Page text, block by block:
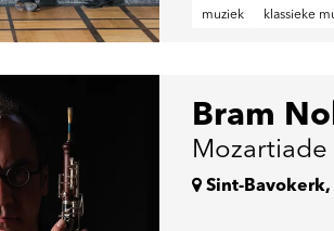
muziek klassieke
Bram
Mozartiade
Sint-Bavokerk,